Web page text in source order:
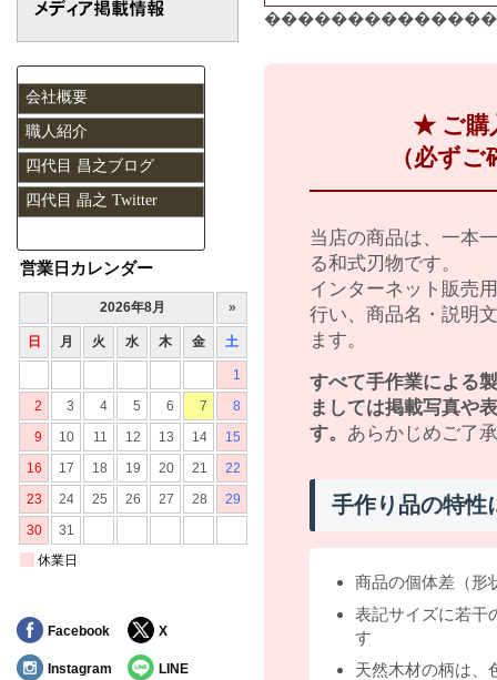
★ ご購
（必ず
当店の商品は、一本
る和式刃物です。
インターネット販売
行い、商品名・説明
ます。
すべて手作業による
ましては掲載写真や
す。 あらかじめご了
手作り品の特性
商品の個体差（形
表記サイズに若干
す
天然木材の柄は、
会社概要
職人紹介
四代目 昌之ブログ
四代目 晶之 Twitter
営業日カレンダー
Facebook X
Instagram LINE